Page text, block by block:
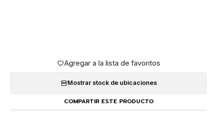
Agregar a la lista de favoritos
Mostrar stock de ubicaciones
COMPARTIR ESTE PRODUCTO